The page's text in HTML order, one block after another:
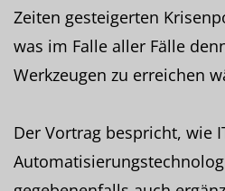
Zeiten gesteigerten
was im Falle aller Fälle
Werkzeugen zu erreichen
Der Vortrag bespricht, wie